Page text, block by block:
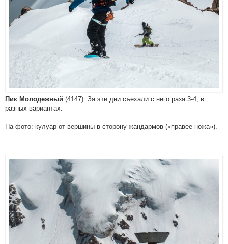
Пик Молодежный (4147). За эти дни съехали с него раза 3-4, в
разных вариантах.
На фото: кулуар от вершины в сторону жандармов («правее ножа»).